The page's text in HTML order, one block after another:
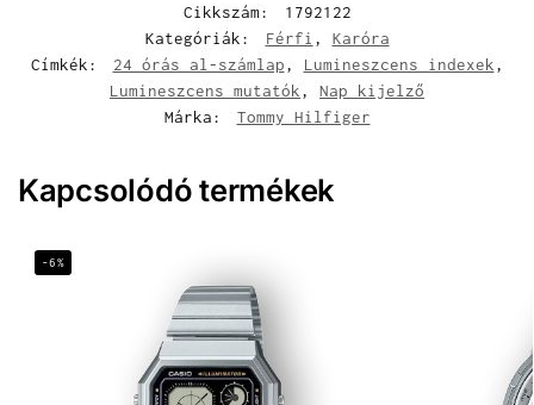
Cikkszám:
1792122
Kategóriák:
Férfi , Karóra
Címkék:
24 órás al-számlap, Lumineszcens indexek,
Lumineszcens mutatók, Nap kijelző
Márka:
Tommy Hilfiger
Kapcsolódó termékek
-6%